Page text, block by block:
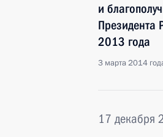
и
Президента
2013 года
3 марта 2014
17 декабря